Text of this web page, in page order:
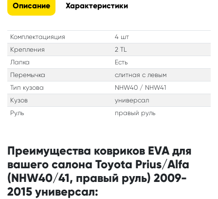
Описание Характеристики
Комплектацияция
4 шт
Крепления
2 TL
Лапка
Есть
Перемычка
слитная с левым
Тип кузова
NHW40 / NHW41
Кузов
универсал
Руль
правый руль
Преимущества ковриков EVA для
вашего салона Toyota Prius/Alfa
(NHW40/41, правый руль) 2009-
2015 универсал: